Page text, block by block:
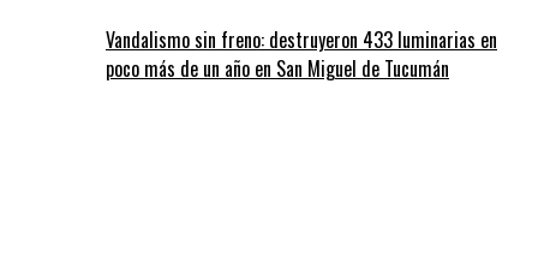
Vandalismo sin freno: destruyeron 433 luminarias en
poco más de un año en San Miguel de Tucumán